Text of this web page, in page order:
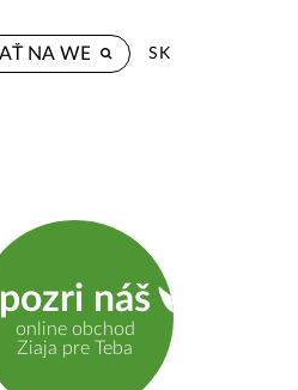
SK
pozri náš
online obchod
Ziaja pre Teba